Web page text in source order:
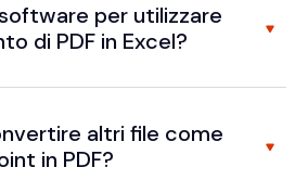
per utilizzare
di PDF in Excel?
altri file come
in PDF?